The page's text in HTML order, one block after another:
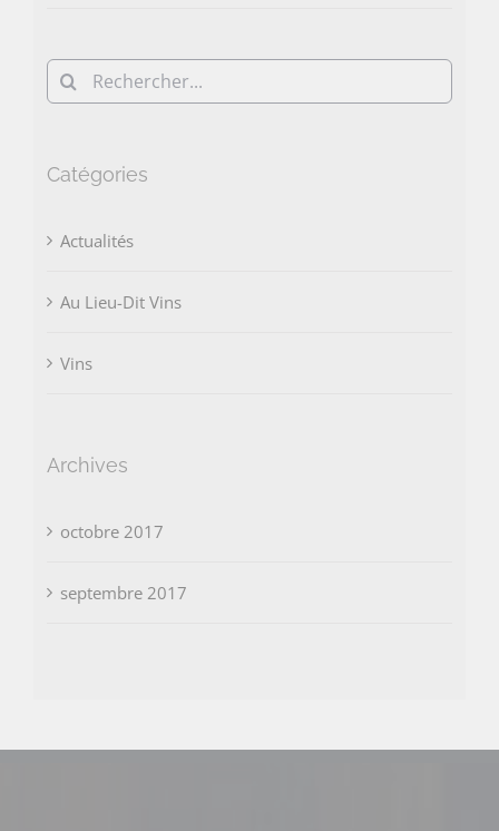
Rechercher:
Catégories
Actualités
Au Lieu-Dit Vins
Vins
Archives
octobre 2017
septembre 2017